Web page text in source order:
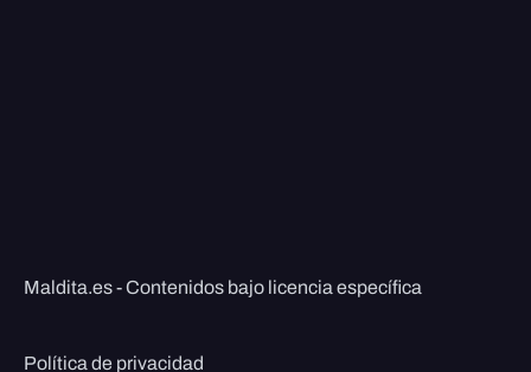
Maldita.es - Contenidos bajo licencia específica
Política de privacidad